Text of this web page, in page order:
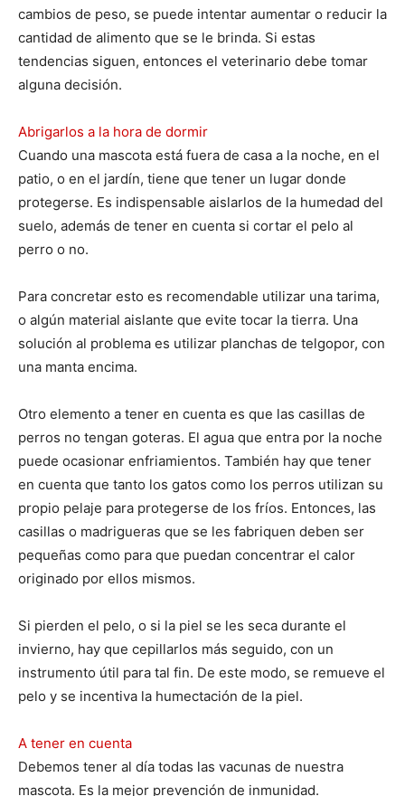
cambios de peso, se puede intentar aumentar o reducir la
cantidad de alimento que se le brinda. Si estas
tendencias siguen, entonces el veterinario debe tomar
alguna decisión.
Abrigarlos a la hora de dormir
Cuando una mascota está fuera de casa a la noche, en el
patio, o en el jardín, tiene que tener un lugar donde
protegerse. Es indispensable aislarlos de la humedad del
suelo, además de tener en cuenta si cortar el pelo al
perro o no.
Para concretar esto es recomendable utilizar una tarima,
o algún material aislante que evite tocar la tierra. Una
solución al problema es utilizar planchas de telgopor, con
una manta encima.
Otro elemento a tener en cuenta es que las casillas de
perros no tengan goteras. El agua que entra por la noche
puede ocasionar enfriamientos. También hay que tener
en cuenta que tanto los gatos como los perros utilizan su
propio pelaje para protegerse de los fríos. Entonces, las
casillas o madrigueras que se les fabriquen deben ser
pequeñas como para que puedan concentrar el calor
originado por ellos mismos.
Si pierden el pelo, o si la piel se les seca durante el
invierno, hay que cepillarlos más seguido, con un
instrumento útil para tal fin. De este modo, se remueve el
pelo y se incentiva la humectación de la piel.
A tener en cuenta
Debemos tener al día todas las vacunas de nuestra
mascota. Es la mejor prevención de inmunidad.